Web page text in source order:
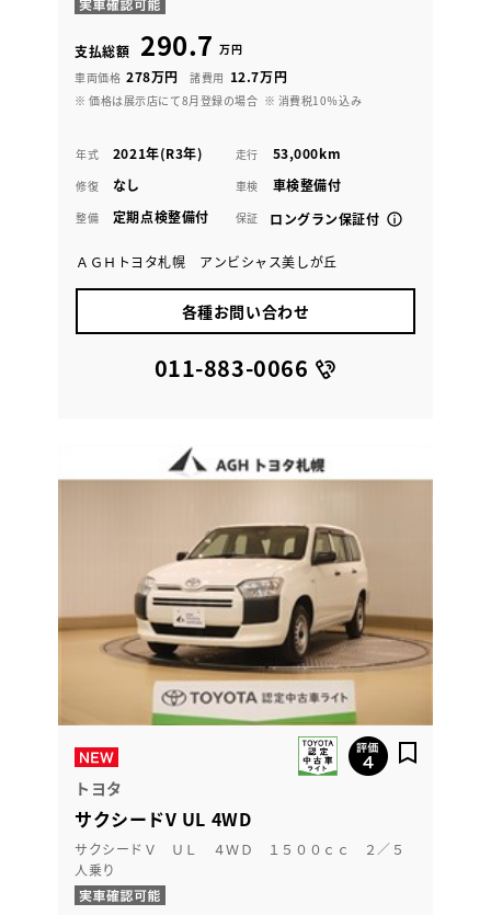
支払総額 290.7 万円
車両価格 278万円 諸費用 12.7万円
※ 価格は展示店にて8月登録の場合 ※ 消費税10％込み
年式 2021年(R3年) 走行 53,000km
修復 なし 車検 車検整備付
整備 定期点検整備付 保証 ロングラン保証付
ＡＧＨトヨタ札幌 アンビシャス美しが丘
各種お問い合わせ
011-883-0066
トヨタ
サクシードV UL 4WD
サクシードＶ ＵＬ ４ＷＤ １５００ｃｃ ２／５
人乗り